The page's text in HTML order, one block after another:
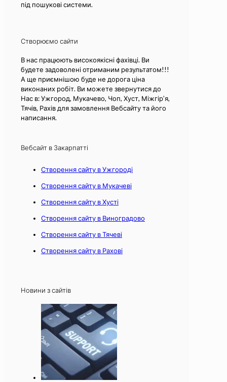
під пошукові системи.
Створюємо сайти
В нас працюють високоякісні фахівці. Ви
будете задоволені отриманим результатом!!!
А ще приємнішою буде не дорога ціна
виконаних робіт. Ви можете звернутися до
Нас в: Ужгород, Мукачево, Чоп, Хуст, Міжгір’я,
Тячів, Рахів для замовлення Вебсайту та його
написання.
Вебсайт в Закарпатті
Створення сайту в Ужгороді
Створення сайту в Мукачеві
Створення сайту в Хусті
Створення сайту в Виноградово
Створення сайту в Тячеві
Створення сайту в Рахові
Новини з сайтів